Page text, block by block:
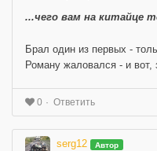
...чего вам на китайце
Брал один из первых -
Роману жаловался - и вот,
0 Ответить
serg12 Автор